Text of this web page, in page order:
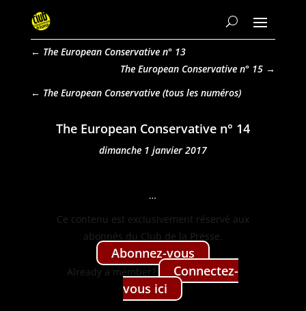
← The European Conservative n° 13
The European Conservative n° 15 →
The European Conservative
The European Conservative n° 14
dimanche 1 janvier 2017
…
Ce con­tenu est exclu­sive­ment réservé aux
abon­nés du Club de la Presse.
Abon­nez-vous
Already a mem­ber?
Con­nectez-
vous ici